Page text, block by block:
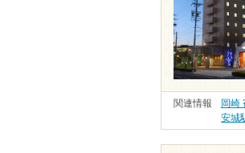
関連情報 岡崎
安城